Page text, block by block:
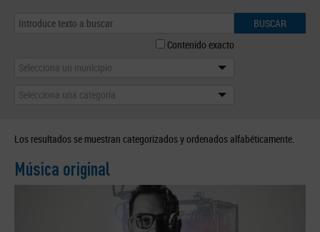
BUSCAR
Contenido exacto
Selecciona un municipio
Selecciona una categoría
Los resultados se muestran categorizados y ordenados alfabéticamente.
Música original